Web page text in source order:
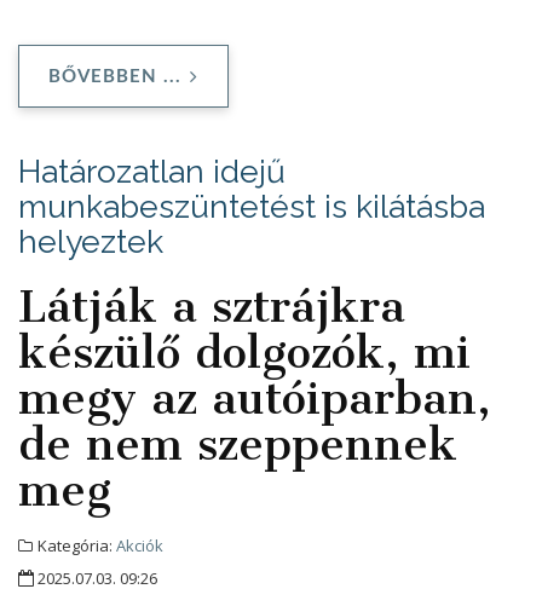
BŐVEBBEN ...
Határozatlan idejű
munkabeszüntetést is kilátásba
helyeztek
Látják a sztrájkra
készülő dolgozók, mi
megy az autóiparban,
de nem szeppennek
meg
Kategória: Akciók
2025.07.03. 09:26